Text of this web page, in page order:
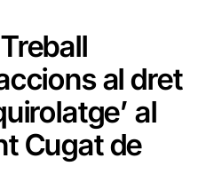
al dret
al
Cugat de